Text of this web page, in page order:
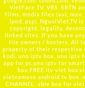
VietFace TV, VBS, SBTN
films, media files (avi, mov,
ipod, psp), NguoiViet.TV
copyright, legality,
linked sites. If you have
file owners / hosters. All
property of their respective
kodi, uno iptv box, uno iptv
app for pc,uno iptv for
box,FREE itv viet
vietnamese android tv box,
CHANNEL, able box for